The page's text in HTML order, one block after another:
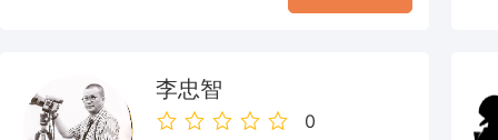
李忠智
0